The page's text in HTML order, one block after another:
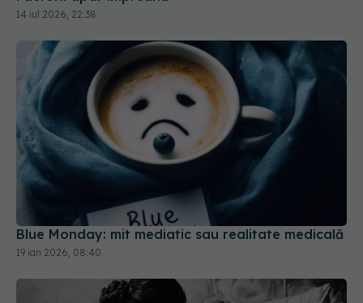
Blue Monday: mit mediatic sau realitate medicală
19 ian 2026, 08:40